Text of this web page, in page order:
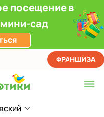
посещение в
сад
ФРАНШИЗА